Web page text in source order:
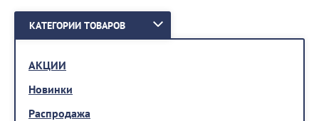
КАТЕГОРИИ ТОВАРОВ
АКЦИИ
Новинки
Распродажа